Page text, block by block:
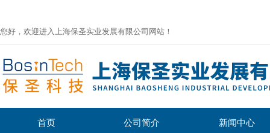
您好，欢迎进入上海保圣实业发展有限公司网站！
首页 公司简介 新闻中心